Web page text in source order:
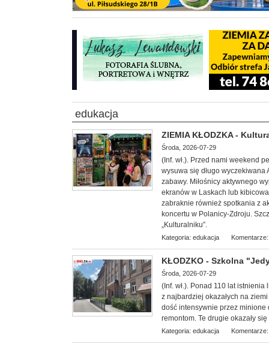
edukacja
ZIEMIA KŁODZKA -
Środa, 2026-07-29
(Inf. wł.). Przed nami weekend
wysuwa się długo
zabawy. Miłośnicy aktywnego
ekranów w Laskach lub
zabraknie również spotkania z
koncertu w Polanicy-Zdroju.
„Kulturalniku”.
Kategoria: edukacja
KŁODZKO - Szkolna
Środa, 2026-07-29
(Inf. wł.). Ponad 110 l at istnienia
z najbardziej okazałych na
dość intensywnie przez minione
remontom. Te drugie okazały
Kategoria: edukacja